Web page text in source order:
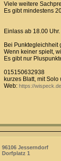
Viele weitere
Es gibt mindestens
Einlass ab 18.00 Uhr.
Bei Punktegleichheit
Wenn keiner spielt,
Es gibt nur
015150632938
kurzes Blatt, mit
Web: https://
96106 Jesserndorf
Dorfplatz 1